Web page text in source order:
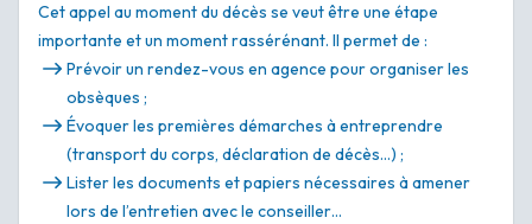
Cet appel au moment du décès se veut être une étape
importante et un moment rassérénant. Il permet de :
Prévoir un rendez-vous en agence pour organiser les
obsèques ;
Évoquer les premières démarches à entreprendre
(transport du corps, déclaration de décès…) ;
Lister les documents et papiers nécessaires à amener
lors de l’entretien avec le conseiller…